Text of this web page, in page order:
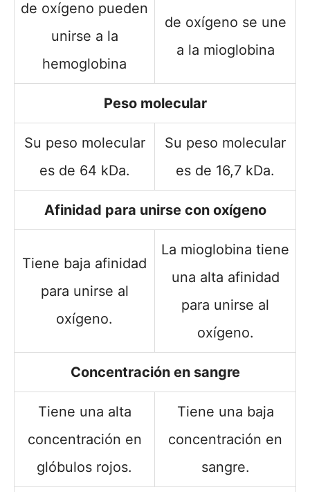
de oxígeno pueden
unirse a la
hemoglobina
de oxígeno se une
a la mioglobina
Peso molecular
Su peso molecular
es de 64 kDa.
Su peso molecular
es de 16,7 kDa.
Afinidad para unirse con oxígeno
Tiene baja afinidad
para unirse al
oxígeno.
La mioglobina tiene
una alta afinidad
para unirse al
oxígeno.
Concentración en sangre
Tiene una alta
concentración en
glóbulos rojos.
Tiene una baja
concentración en
sangre.